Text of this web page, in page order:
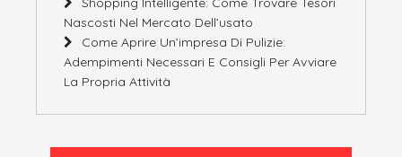
Nascosti Nel Mercato Dell’usato
Come Aprire Un’impresa Di Pulizie:
Adempimenti Necessari E Consigli Per Avviare
La Propria Attività